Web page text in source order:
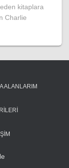
kitaplara
Charlie
ALANLARIM